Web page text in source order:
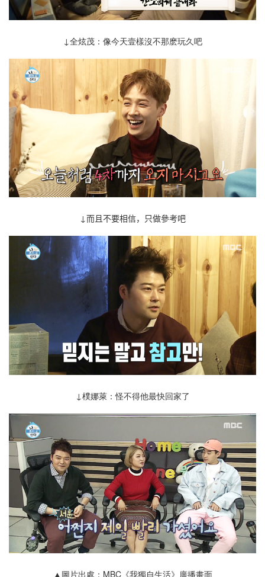
↓全炫茂：像今天壹樣沒不那麽玩久吧
↓而且不要相信 ，只做參考吧
↓ 樸娜萊： 怪不得 他 最 快 回家了
▲圖片出處：MBC《我獨自生活》廣播畫面